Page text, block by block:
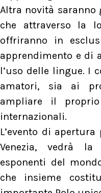
Altra novità
che attraverso la
offriranno in
apprendimento e di
l’uso delle lingue. I
amatori, sia ai
ampliare il
internazionali.
L’evento di
Venezia, vedrà
esponenti del
che insieme